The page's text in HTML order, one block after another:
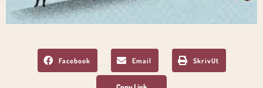
Facebook Email SkrivUt